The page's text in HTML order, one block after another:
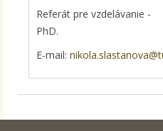
Referát pre vzdelávanie
PhD.
E-mail: